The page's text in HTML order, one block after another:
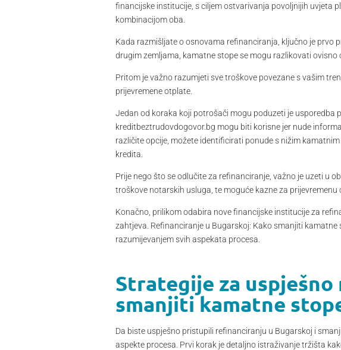
financijske institucije, s ciljem ostvarivanja povoljnijih uvjeta
kombinacijom oba.
Kada razmišljate o osnovama refinanciranja, ključno je prvo
drugim zemljama, kamatne stope se mogu razlikovati
Pritom je važno razumjeti sve troškove povezane s vašim
prijevremene otplate.
Jedan od koraka koji potrošači mogu poduzeti je
kreditbeztrudovdogovor.bg mogu biti korisne jer nude
različite opcije, možete identificirati ponude s nižim
kredita.
Prije nego što se odlučite za refinanciranje, važno je uzeti u
troškove notarskih usluga, te moguće kazne za
Konačno, prilikom odabira nove financijske institucije za
zahtjeva. Refinanciranje u Bugarskoj: Kako smanjiti
razumijevanjem svih aspekata procesa.
Strategije za
smanjiti kamatne
Da biste uspješno pristupili refinanciranju u Bugarskoj i
aspekte procesa. Prvi korak je detaljno istraživanje tržišta